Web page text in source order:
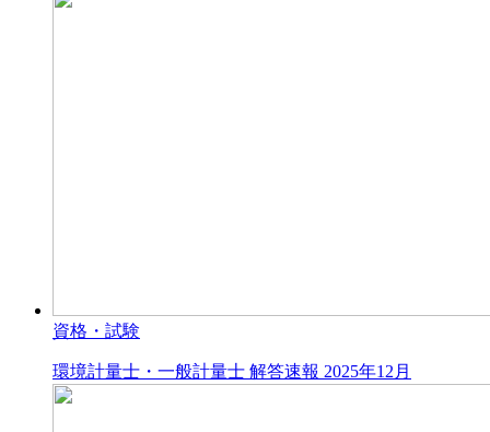
資格・試験
環境計量士・一般計量士 解答速報 2025年12月